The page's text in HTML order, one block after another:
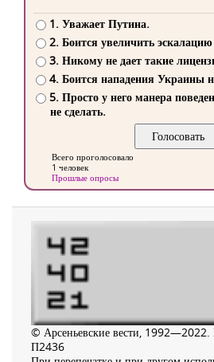
1. Уважает Путина.
2. Боится увеличить
3. Никому не дает такие
4. Боится нападения
5. Просто у него манера
не сделать.
Всего проголосовало
1 человек
Прошлые опросы
© Арсеньевские вести, 1992—2022.
П2436